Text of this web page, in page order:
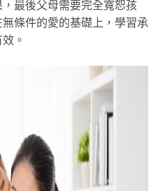
最後父母需要完全寬恕孩
條件的愛的基礎上，學習承
。